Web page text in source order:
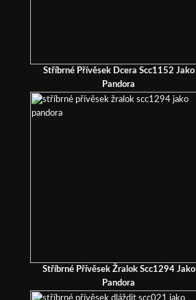
Stříbrné Přívěsek Dcera Scc1152 Jako
Pandora
Stříbrné Přívěsek Žralok Scc1294 Jako
Pandora